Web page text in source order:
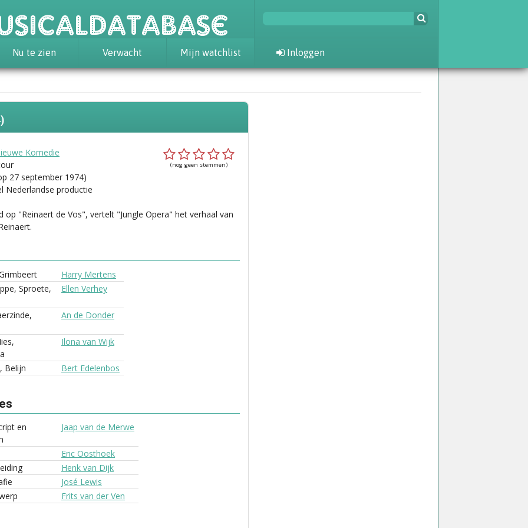
Nu te zien Verwacht Mijn watchlist Inloggen
(nog geen stemmen)
Komedie
27 september 1974)
Nederlandse productie
op "Reinaert de Vos", vertelt "Jungle Opera" het verhaal van
Harry Mertens
Sproete,
Ellen Verhey
An de Donder
Ilona van Wijk
Belijn
Bert Edelenbos
en
Jaap van de Merwe
Eric Oosthoek
Henk van Dijk
José Lewis
Frits van der Ven